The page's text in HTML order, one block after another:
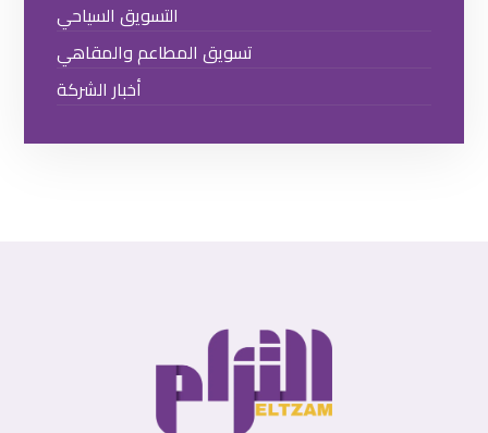
التسويق السياحي
تسويق المطاعم والمقاهي
أخبار الشركة